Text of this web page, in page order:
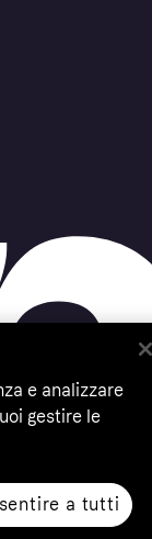
e analizzare
gestire le
a tutti